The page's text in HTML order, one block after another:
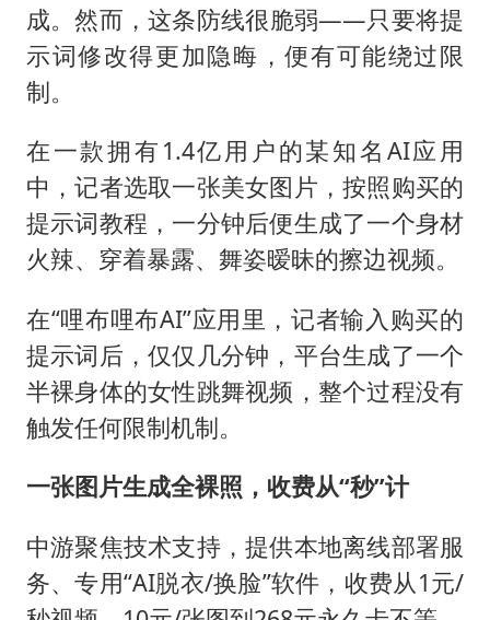
成。然而，这条防线很脆弱——只要将提
示词修改得更加隐晦，便有可能绕过限
制。
在一款拥有1.4亿用户的某知名AI应用
中，记者选取一张美女图片，按照购买的
提示词教程，一分钟后便生成了一个身材
火辣、穿着暴露、舞姿暧昧的擦边视频。
在“哩布哩布AI”应用里，记者输入购买的
提示词后，仅仅几分钟，平台生成了一个
半裸身体的女性跳舞视频，整个过程没有
触发任何限制机制。
一张图片生成全裸照，收费从“秒”计
中游聚焦技术支持，提供本地离线部署服
务、专用“AI脱衣/换脸”软件，收费从1元/